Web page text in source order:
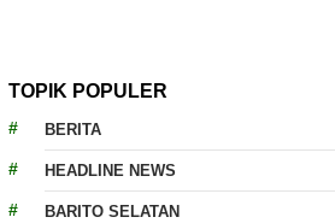
TOPIK POPULER
BERITA
HEADLINE NEWS
BARITO SELATAN